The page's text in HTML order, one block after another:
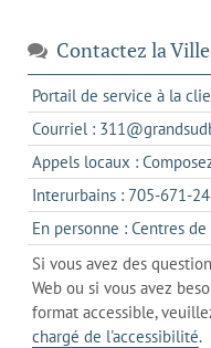
Contactez la Ville
Portail de service à la
Courriel :
Appels locaux :
Interurbains : 705-671-
En personne : Centres
Si vous avez des
Web ou si vous avez
format accessible,
chargé de l'accessibilité.